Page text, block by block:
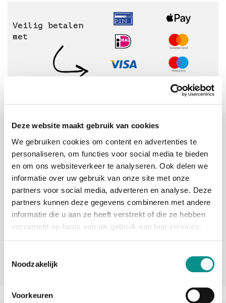
Deze website maakt gebruik van cookies
We gebruiken cookies om content en advertenties te
personaliseren, om functies voor social media te bieden
en om ons websiteverkeer te analyseren. Ook delen we
informatie over uw gebruik van onze site met onze
partners voor social media, adverteren en analyse. Deze
partners kunnen deze gegevens combineren met andere
informatie die u aan ze heeft verstrekt of die ze hebben
verzameld op basis van uw gebruik van hun services.
Noodzakelijk
Voorkeuren
Veilig betalen
met
Sinds 2006 uw Mac specialist
30 dagen bedenktijd
Vandaag besteld, morgen in huis
beoordelingen